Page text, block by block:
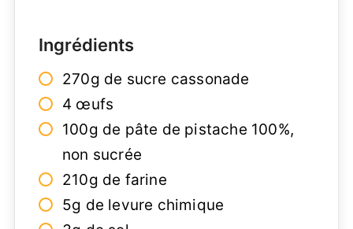
Ingrédients
270g de sucre cassonade
4 œufs
100g de pâte de pistache 100%,
non sucrée
210g de farine
5g de levure chimique